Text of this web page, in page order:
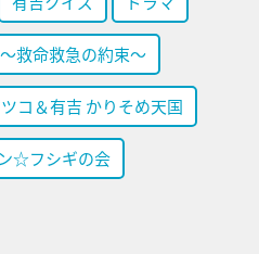
救命救急の約束～
コ＆有吉 かりそめ天国
☆フシギの会